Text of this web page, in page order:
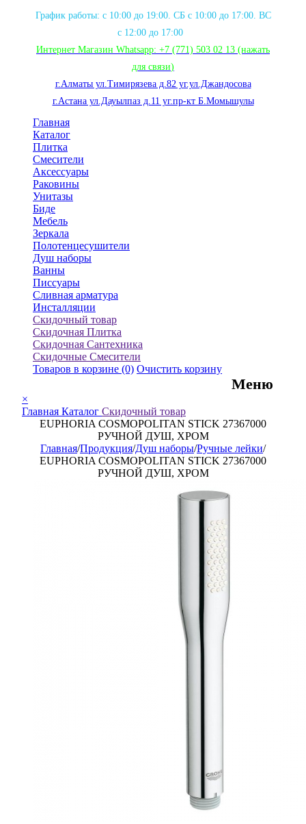
График работы: с 10:00 до 19:00. СБ с 10:00 до 17:00. ВС
с 12:00 до 17:00
Интернет Магазин Whatsapp: +7 (771) 503 02 13 (нажать
для связи)
г.Алматы ул.Тимирязева д.82 уг.ул.Джандосова
г.Астана ул.Дауылпаз д.11 уг.пр-кт Б.Момышулы
Главная
Каталог
Плитка
Смесители
Аксессуары
Раковины
Унитазы
Биде
Мебель
Зеркала
Полотенцесушители
Душ наборы
Ванны
Писсуары
Сливная арматура
Инсталляции
Скидочный товар
Скидочная Плитка
Скидочная Сантехника
Скидочные Смесители
Товаров в корзине (0) Очистить корзину
Меню
×
Главная Каталог Скидочный товар
EUPHORIA COSMOPOLITAN STICK 27367000
РУЧНОЙ ДУШ, ХРОМ
Главная/Продукция/Душ наборы/Ручные лейки/
EUPHORIA COSMOPOLITAN STICK 27367000
РУЧНОЙ ДУШ, ХРОМ